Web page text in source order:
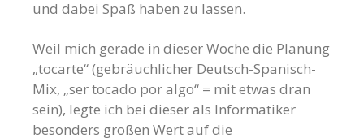
und dabei Spaß haben zu lassen.
Weil mich gerade in dieser Woche die Planung
„tocarte“ (gebräuchlicher Deutsch-Spanisch-
Mix, „ser tocado por algo“ = mit etwas dran
sein), legte ich bei dieser als Informatiker
besonders großen Wert auf die